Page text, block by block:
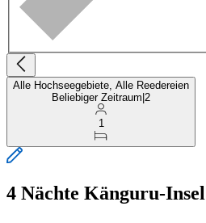
Alle Hochseegebiete, Alle Reedereien
Beliebiger Zeitraum 2
1
4 Nächte Känguru-Insel